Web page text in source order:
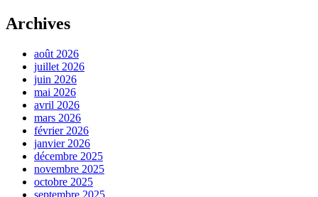
Archives
août 2026
juillet 2026
juin 2026
mai 2026
avril 2026
mars 2026
février 2026
janvier 2026
décembre 2025
novembre 2025
octobre 2025
septembre 2025